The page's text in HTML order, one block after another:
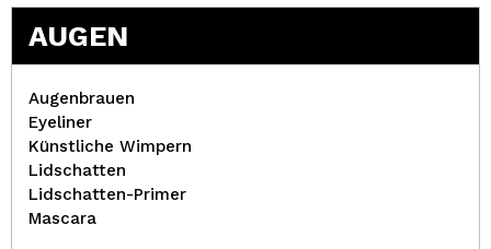
AUGEN
Augenbrauen
Eyeliner
Künstliche Wimpern
Lidschatten
Lidschatten-Primer
Mascara